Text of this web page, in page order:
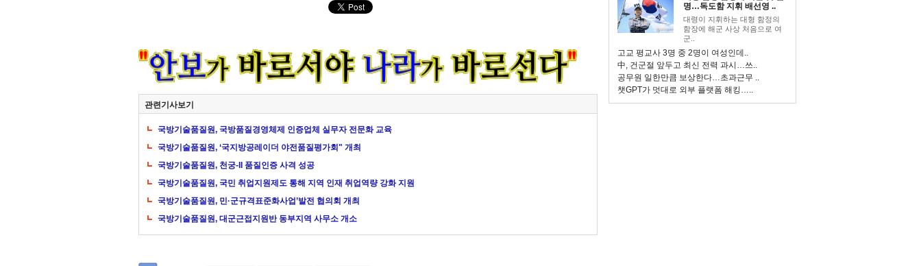
관련기사보기
국방기술품질원, 국방품질경영체제 인증업체 실무자 전문화 교육
국방기술품질원, ‘국지방공레이더 야전품질평가회" 개최
국방기술품질원, 천궁-II 품질인증 사격 성공
국방기술품질원, 국민 취업지원제도 통해 지역 인재 취업역량 강화 지원
국방기술품질원, 민·군규격표준화사업’발전 협의회 개최
국방기술품질원, 대군근접지원반 동부지역 사무소 개소
명…독도함 지휘 배선영 ..
대령이 지휘하는 대형 함정의
함장에 해군 사상 처음으로 여
군..
고교 평교사 3명 중 2명이 여성인데..
中, 건군절 앞두고 최신 전력 과시…쓰..
공무원 일한만큼 보상한다…초과근무 ..
챗GPT가 멋대로 외부 플랫폼 해킹…..